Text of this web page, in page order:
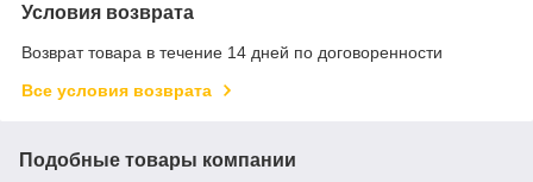
Условия возврата
Возврат товара в течение 14 дней по договоренности
Все условия возврата
Подобные товары компании